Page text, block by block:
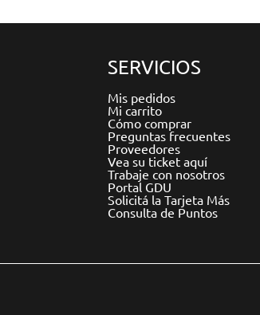
SERVICIOS
Mis pedidos
Mi carrito
Cómo comprar
Preguntas frecuentes
Proveedores
Vea su ticket aquí
Trabaje con nosotros
Portal GDU
Solicitá la Tarjeta Más
Consulta de Puntos